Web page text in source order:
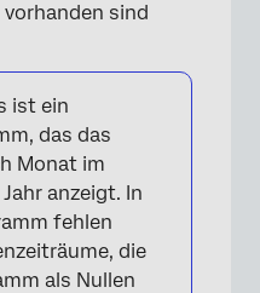
×
sind
ist ein
das das
Monat im
anzeigt. In
fehlen
die
als Nullen